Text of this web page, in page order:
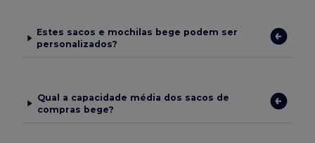
Estes sacos e mochilas bege podem ser
personalizados?
Qual a capacidade média dos sacos de
compras bege?